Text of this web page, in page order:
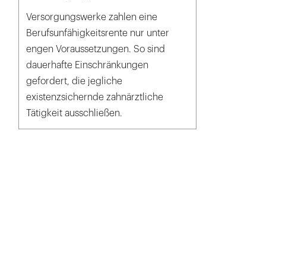
Versorgungswerke zahlen eine
Berufsunfähigkeitsrente nur unter
engen Voraussetzungen. So sind
dauerhafte Einschränkungen
gefordert, die jegliche
existenzsichernde zahnärztliche
Tätigkeit ausschließen.